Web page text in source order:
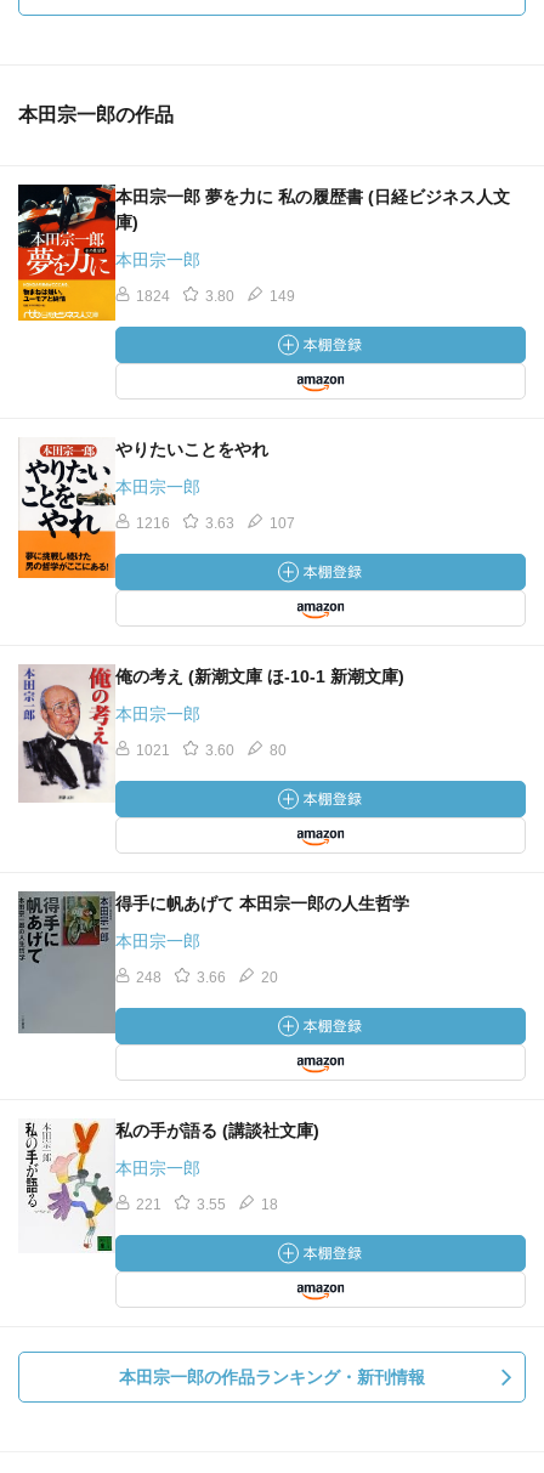
本田宗一郎の作品
本田宗一郎 夢を力に 私の履歴書 (日経ビジネス人文
庫)
本田宗一郎
1824 3.80 149
やりたいことをやれ
本田宗一郎
1216 3.63 107
俺の考え (新潮文庫 ほ-10-1 新潮文庫)
本田宗一郎
1021 3.60 80
得手に帆あげて 本田宗一郎の人生哲学
本田宗一郎
248 3.66 20
私の手が語る (講談社文庫)
本田宗一郎
221 3.55 18
本田宗一郎の作品ランキング・新刊情報